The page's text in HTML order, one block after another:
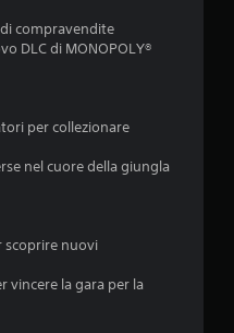
compravendite
DLC di MONOPOLY®
per collezionare
nel cuore della giungla
scoprire nuovi
vincere la gara per la